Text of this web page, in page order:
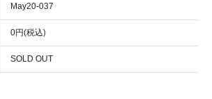
May20-037
0円(税込)
SOLD OUT